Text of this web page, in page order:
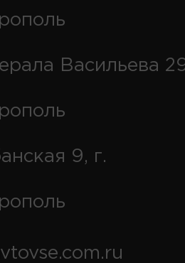
Васильева
9, г.